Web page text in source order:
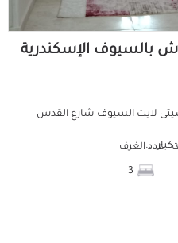
سيتى لايت السيوف شارع القدس
عدد الغرف